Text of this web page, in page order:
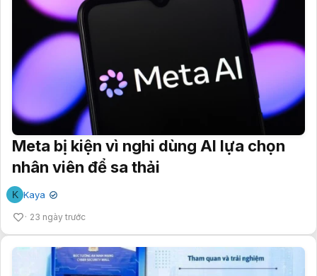
Meta bị kiện vì nghi dùng AI lựa chọn
nhân viên để sa thải
K Kaya ✔